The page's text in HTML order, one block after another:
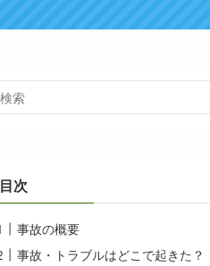
目次
事故の概要
事故・トラブルはどこで起きた？